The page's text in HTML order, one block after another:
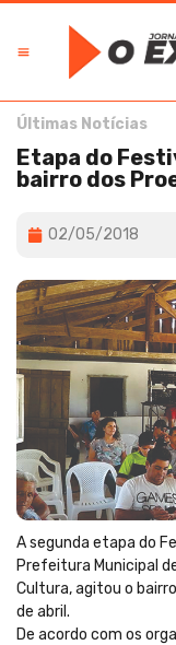
Últimas Notícias
Etapa do
bairro dos
02/05/2018
A segunda etapa do
Prefeitura Municipal
Cultura, agitou o
de abril.
De acordo com os